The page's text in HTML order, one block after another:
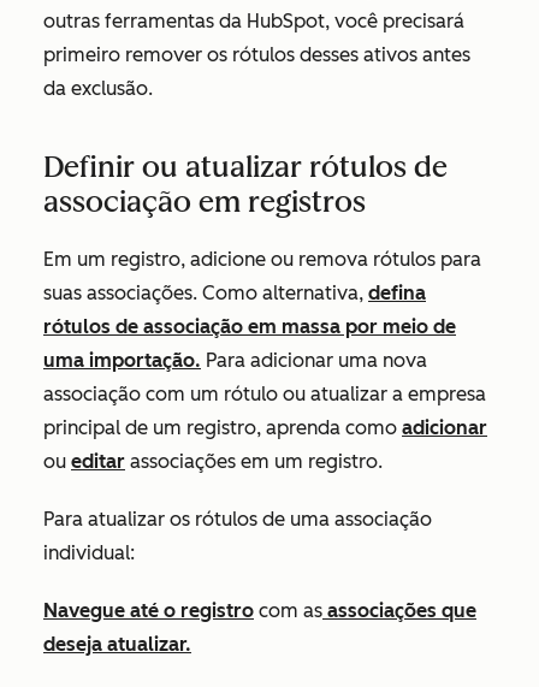
outras ferramentas da HubSpot, você precisará
primeiro remover os rótulos desses ativos antes
da exclusão.
Definir ou atualizar rótulos de
associação em registros
Em um registro, adicione ou remova rótulos para
suas associações. Como alternativa, defina
rótulos de associação em massa por meio de
uma importação. Para adicionar uma nova
associação com um rótulo ou atualizar a empresa
principal de um registro, aprenda como adicionar
ou editar associações em um registro.
Para atualizar os rótulos de uma associação
individual:
Navegue até o registro com as associações que
deseja atualizar.